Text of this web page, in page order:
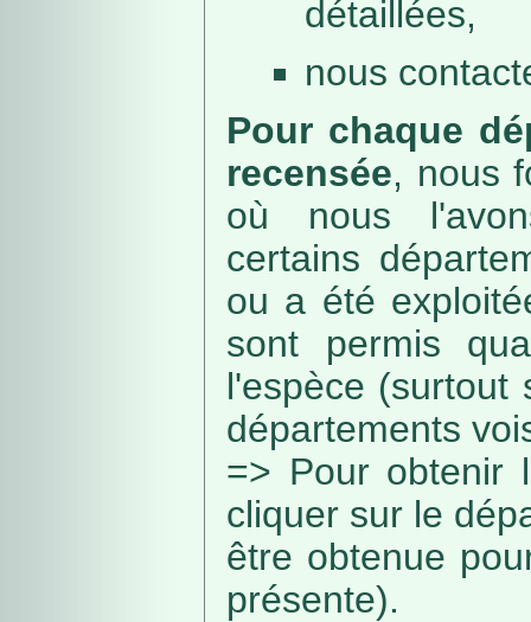
détaillées,
nous
Pour chaque
recensée, nous
où nous
certains
ou a été
sont permis
l'espèce (surtout
départements
=> Pour obtenir
cliquer sur le
être obtenue
présente).